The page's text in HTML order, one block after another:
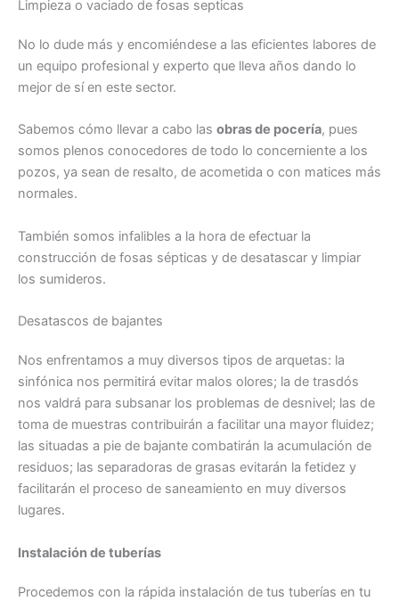
Limpieza o vaciado de fosas septicas
No lo dude más y encomiéndese a las eficientes labores de
un equipo profesional y experto que lleva años dando lo
mejor de sí en este sector.
Sabemos cómo llevar a cabo las obras de pocería, pues
somos plenos conocedores de todo lo concerniente a los
pozos, ya sean de resalto, de acometida o con matices más
normales.
También somos infalibles a la hora de efectuar la
construcción de fosas sépticas y de desatascar y limpiar
los sumideros.
Desatascos de bajantes
Nos enfrentamos a muy diversos tipos de arquetas: la
sinfónica nos permitirá evitar malos olores; la de trasdós
nos valdrá para subsanar los problemas de desnivel; las de
toma de muestras contribuirán a facilitar una mayor fluidez;
las situadas a pie de bajante combatirán la acumulación de
residuos; las separadoras de grasas evitarán la fetidez y
facilitarán el proceso de saneamiento en muy diversos
lugares.
Instalación de tuberías
Procedemos con la rápida instalación de tus tuberías en tu